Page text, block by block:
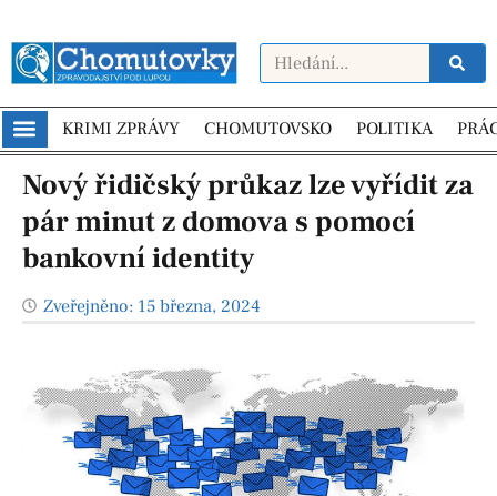
KRIMI ZPRÁVY CHOMUTOVSKO POLITIKA
Nový řidičský průkaz lze vyřídit za
pár minut z domova s pomocí
bankovní identity
Zveřejněno: 15 března, 2024